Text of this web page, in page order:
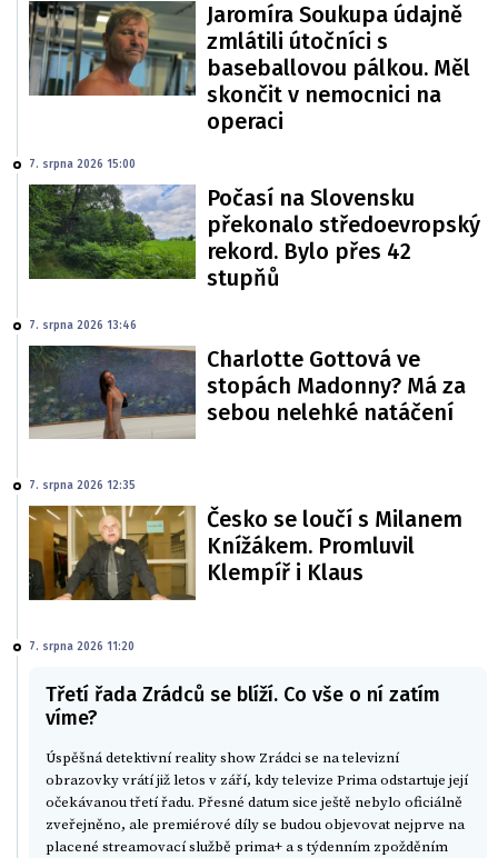
Jaromíra Soukupa údajně
zmlátili útočníci s
baseballovou pálkou. Měl
skončit v nemocnici na
operaci
7. srpna 2026 15:00
Počasí na Slovensku
překonalo středoevropský
rekord. Bylo přes 42
stupňů
7. srpna 2026 13:46
Charlotte Gottová ve
stopách Madonny? Má za
sebou nelehké natáčení
7. srpna 2026 12:35
Česko se loučí s Milanem
Knížákem. Promluvil
Klempíř i Klaus
7. srpna 2026 11:20
Třetí řada Zrádců se blíží. Co vše o ní zatím
víme?
Úspěšná detektivní reality show Zrádci se na televizní
obrazovky vrátí již letos v září, kdy televize Prima odstartuje její
očekávanou třetí řadu. Přesné datum sice ještě nebylo oficiálně
zveřejněno, ale premiérové díly se budou objevovat nejprve na
placené streamovací službě prima+ a s týdenním zpožděním